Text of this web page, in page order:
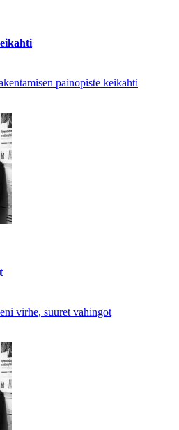
painopiste keikahti
virhe, suuret vahingot